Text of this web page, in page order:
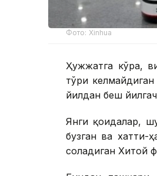
Фото: Xinhua
Ҳужжатга кўра,
тўғри
йилдан беш
Янги қоидалар,
бузган ва хатти-
соладиган Хитой